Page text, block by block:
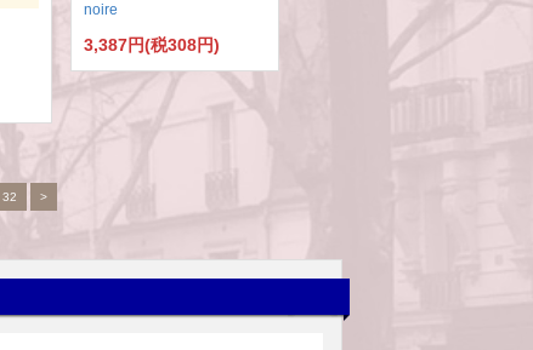
noire
3,387円(税308円)
32 >